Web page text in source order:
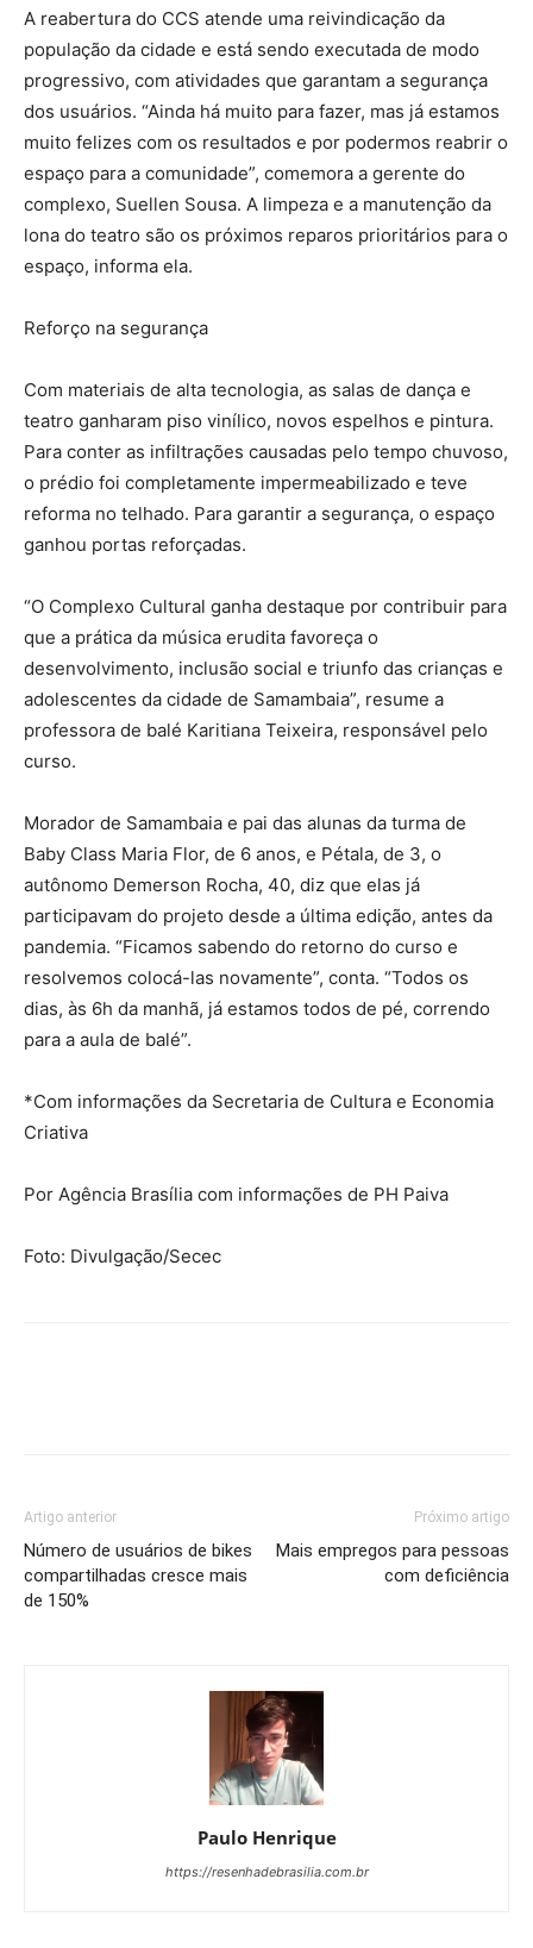
A reabertura do CCS atende uma reivindicação da
população da cidade e está sendo executada de modo
progressivo, com atividades que garantam a segurança
dos usuários. “Ainda há muito para fazer, mas já estamos
muito felizes com os resultados e por podermos reabrir o
espaço para a comunidade”, comemora a gerente do
complexo, Suellen Sousa. A limpeza e a manutenção da
lona do teatro são os próximos reparos prioritários para o
espaço, informa ela.
Reforço na segurança
Com materiais de alta tecnologia, as salas de dança e
teatro ganharam piso vinílico, novos espelhos e pintura.
Para conter as infiltrações causadas pelo tempo chuvoso,
o prédio foi completamente impermeabilizado e teve
reforma no telhado. Para garantir a segurança, o espaço
ganhou portas reforçadas.
“O Complexo Cultural ganha destaque por contribuir para
que a prática da música erudita favoreça o
desenvolvimento, inclusão social e triunfo das crianças e
adolescentes da cidade de Samambaia”, resume a
professora de balé Karitiana Teixeira, responsável pelo
curso.
Morador de Samambaia e pai das alunas da turma de
Baby Class Maria Flor, de 6 anos, e Pétala, de 3, o
autônomo Demerson Rocha, 40, diz que elas já
participavam do projeto desde a última edição, antes da
pandemia. “Ficamos sabendo do retorno do curso e
resolvemos colocá-las novamente”, conta. “Todos os
dias, às 6h da manhã, já estamos todos de pé, correndo
para a aula de balé”.
*Com informações da Secretaria de Cultura e Economia
Criativa
Por Agência Brasília com informações de PH Paiva
Foto: Divulgação/Secec
Artigo anterior
Número de usuários de bikes
compartilhadas cresce mais
de 150%
Próximo artigo
Mais empregos para pessoas
com deficiência
Paulo Henrique
https://resenhadebrasilia.com.br